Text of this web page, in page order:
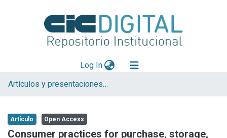
Log In(current)
Explorar
Aportar material
Artículos y presentaciones en Congresos
Artículo Open Access
Consumer practices for purchase, storage,